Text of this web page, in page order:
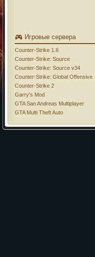
Игровые сервера
Counter-Strike 1.6
Counter-Strike: Source
Counter-Strike: Source v34
Counter-Strike: Global Offensive
Counter-Strike 2
Garry's Mod
GTA San Andreas Multiplayer
GTA Multi Theft Auto